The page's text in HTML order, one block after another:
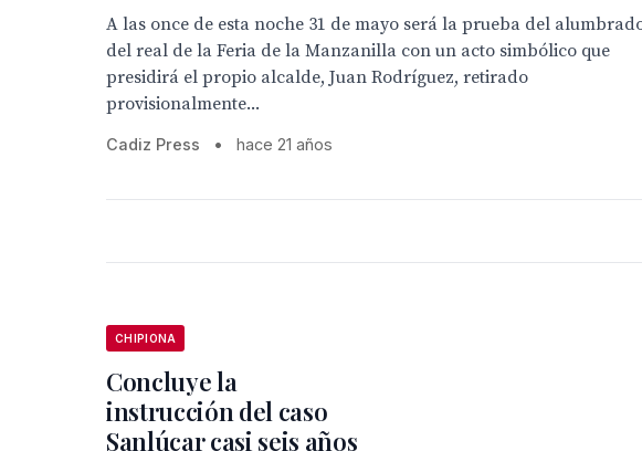
A las once de esta noche 31 de mayo será la prueba del
del real de la Feria de la Manzanilla con un acto simbólico que
presidirá el propio alcalde, Juan Rodríguez, retirado
provisionalmente...
Cadiz Press • hace 21 años
CHIPIONA
Concluye la
instrucción del caso
Sanlúcar casi seis años